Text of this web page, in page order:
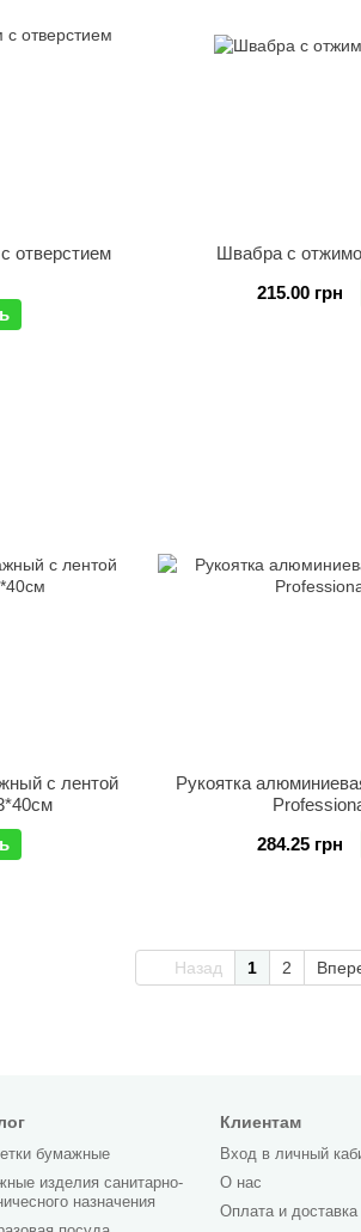
отверстием
Швабра с
215.00 грн
с лентой
Рукоятка
284.25 грн
Назад 1 2
бумажные
изделия санитарно-
назначения
Клиентам
Вход в личный
О нас
Оплата и доставка